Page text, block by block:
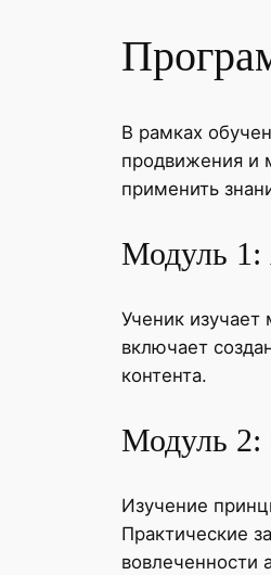
В рамках
продвижения и
применить
Модуль 1:
Ученик изучает
включает
контента.
Модуль 2:
Изучение
Практические
вовлеченности